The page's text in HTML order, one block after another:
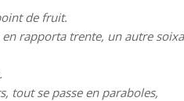
de fruit.
rapporta trente, un autre
tout se passe en paraboles,